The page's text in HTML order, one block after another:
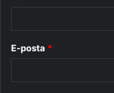
E-posta *